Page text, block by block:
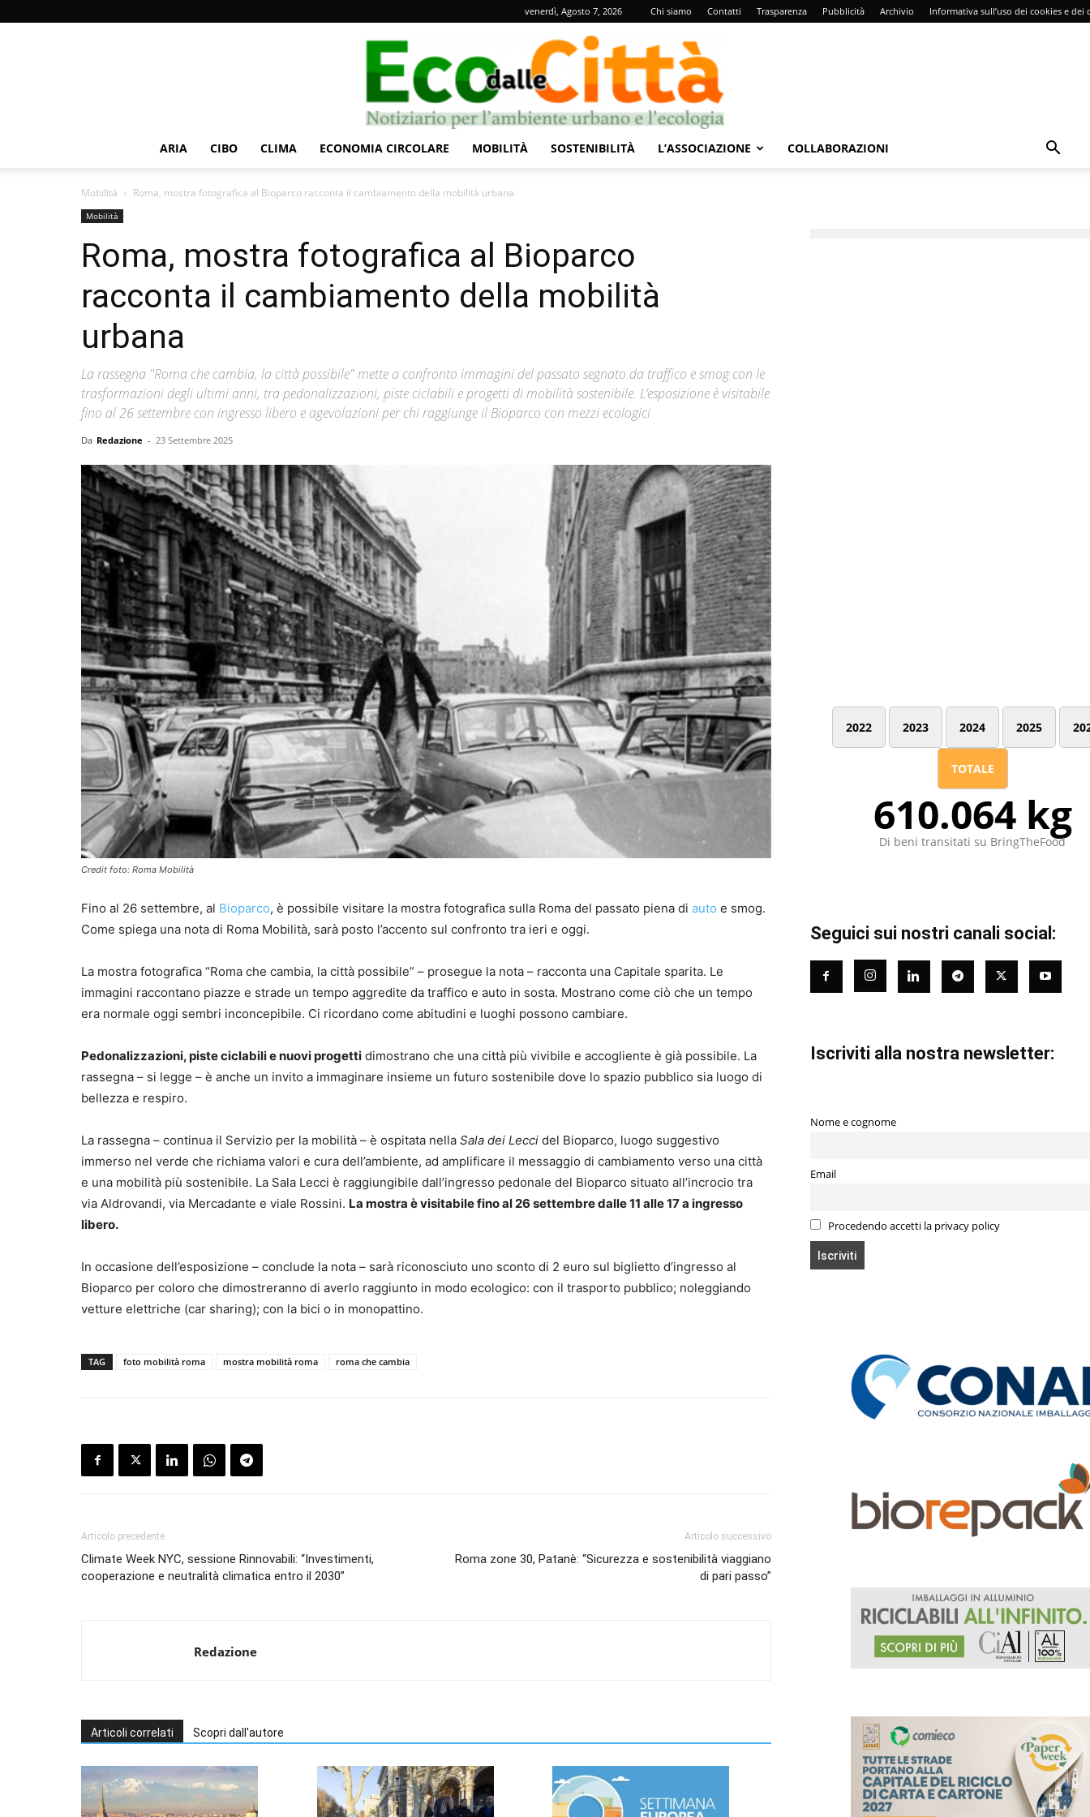
venerdì, Agosto 7, 2026 Chi siamo Contatti Trasparenza Pubblicità Archivio Informativa sull’uso dei cookies e dei
Città
ARIA CIBO CLIMA ECONOMIA CIRCOLARE MOBILITÀ SOSTENIBILITÀ L’ASSOCIAZIONE COLLABORAZIONI
Mobilità Roma, mostra fotografica al Bioparco racconta il cambiamento della mobilità urbana
Mobilità
Roma, mostra fotografica al Bioparco
racconta il cambiamento della mobilità
urbana
La rassegna "Roma che cambia, la città possibile" mette a confronto immagini del passato segnato da traffico e smog con le
trasformazioni degli ultimi anni, tra pedonalizzazioni, piste ciclabili e progetti di mobilità sostenibile. L’esposizione è visitabile
fino al 26 settembre con ingresso libero e agevolazioni per chi raggiunge il Bioparco con mezzi ecologici
Da Redazione - 23 Settembre 2025
Credit foto: Roma Mobilità
Fino al 26 settembre, al Bioparco, è possibile visitare la mostra fotografica sulla Roma del passato piena di auto e smog.
Come spiega una nota di Roma Mobilità, sarà posto l’accento sul confronto tra ieri e oggi.
La mostra fotografica “Roma che cambia, la città possibile” – prosegue la nota – racconta una Capitale sparita. Le
immagini raccontano piazze e strade un tempo aggredite da traffico e auto in sosta. Mostrano come ciò che un tempo
era normale oggi sembri inconcepibile. Ci ricordano come abitudini e luoghi possono cambiare.
Pedonalizzazioni, piste ciclabili e nuovi progetti dimostrano che una città più vivibile e accogliente è già possibile. La
rassegna – si legge – è anche un invito a immaginare insieme un futuro sostenibile dove lo spazio pubblico sia luogo di
bellezza e respiro.
La rassegna – continua il Servizio per la mobilità – è ospitata nella Sala dei Lecci del Bioparco, luogo suggestivo
immerso nel verde che richiama valori e cura dell’ambiente, ad amplificare il messaggio di cambiamento verso una città
e una mobilità più sostenibile. La Sala Lecci è raggiungibile dall’ingresso pedonale del Bioparco situato all’incrocio tra
via Aldrovandi, via Mercadante e viale Rossini. La mostra è visitabile fino al 26 settembre dalle 11 alle 17 a ingresso
libero.
In occasione dell’esposizione – conclude la nota – sarà riconosciuto uno sconto di 2 euro sul biglietto d’ingresso al
Bioparco per coloro che dimostreranno di averlo raggiunto in modo ecologico: con il trasporto pubblico; noleggiando
vetture elettriche (car sharing); con la bici o in monopattino.
TAG foto mobilità roma mostra mobilità roma roma che cambia
Articolo precedente
Climate Week NYC, sessione Rinnovabili: “Investimenti,
cooperazione e neutralità climatica entro il 2030”
Articolo successivo
Roma zone 30, Patanè: “Sicurezza e sostenibilità viaggiano
di pari passo”
Redazione
Articoli correlati Scopri dall'autore
2022 2023 2024 2025
TOTALE
610.064 kg
Di beni transitati su BringTheFood
Seguici sui nostri canali social:
Iscriviti alla nostra newsletter:
Nome e cognome
Email
Procedendo accetti la privacy policy